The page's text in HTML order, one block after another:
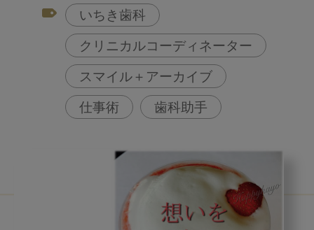
いちき歯科
クリニカルコーディネーター
スマイル＋アーカイブ
仕事術 歯科助手